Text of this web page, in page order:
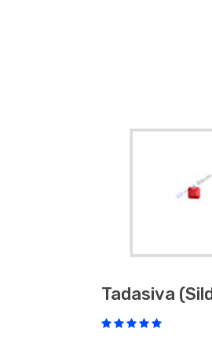
Tadasiva